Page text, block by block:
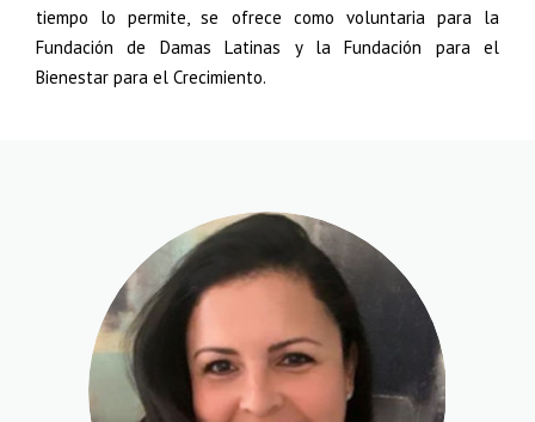
tiempo lo permite, se ofrece como voluntaria para la
Fundación de Damas Latinas y la Fundación para el
Bienestar para el Crecimiento.